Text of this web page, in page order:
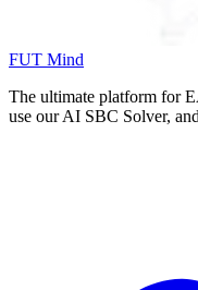
FUT Mind
The ultimate platform for
use our AI SBC Solver,